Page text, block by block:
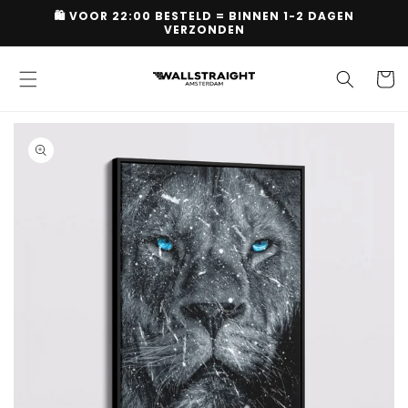
Skip to
content
🛍 VOOR 22:00 BESTELD = BINNEN 1-2 DAGEN
VERZONDEN
Cart
product
information
Open
media
1
in
gallery
view